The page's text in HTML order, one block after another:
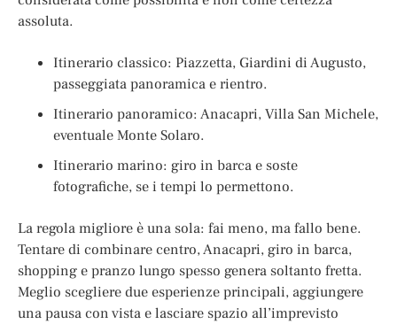
assoluta.
Itinerario classico: Piazzetta, Giardini di Augusto,
passeggiata panoramica e rientro.
Itinerario panoramico: Anacapri, Villa San Michele,
eventuale Monte Solaro.
Itinerario marino: giro in barca e soste
fotografiche, se i tempi lo permettono.
La regola migliore è una sola: fai meno, ma fallo bene.
Tentare di combinare centro, Anacapri, giro in barca,
shopping e pranzo lungo spesso genera soltanto fretta.
Meglio scegliere due esperienze principali, aggiungere
una pausa con vista e lasciare spazio all’imprevisto